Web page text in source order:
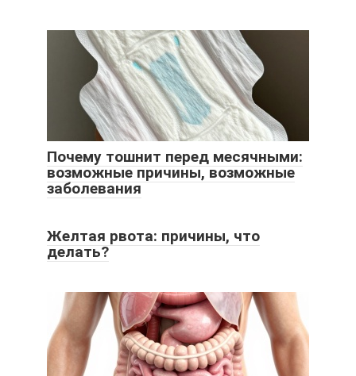
Почему тошнит перед месячными:
возможные причины, возможные
заболевания
Желтая рвота: причины, что
делать?